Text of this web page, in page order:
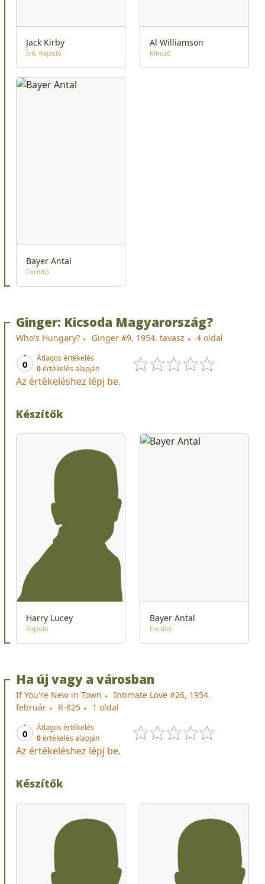
Jack Kirby
Író Rajzoló
Al Williamson
Kihúzó
Bayer Antal
Fordító
Ginger: Kicsoda Magyarország?
Who's Hungary? Ginger #9, 1954. tavasz 4 oldal
0
Átlagos értékelés
0értékelés alapján
Az értékeléshez lépj be.
Készítők
Harry Lucey
Rajzoló
Bayer Antal
Fordító
Ha új vagy a városban
If You're New in Town
Intimate Love #26, 1954.
február
R-825 1 oldal
0
Átlagos értékelés
0értékelés alapján
Az értékeléshez lépj be.
Készítők